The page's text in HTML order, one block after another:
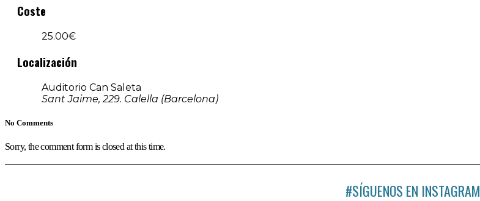
Coste
25.00€
Localización
Auditorio Can Saleta
Sant Jaime, 229. Calella (Barcelona)
No Comments
Sorry, the comment form is closed at this time.
#SÍGUENOS EN INSTAGRAM